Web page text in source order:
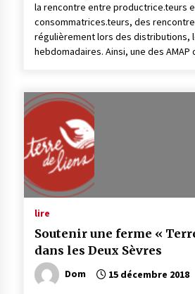
la rencontre entre productrice.teurs
consommatrices.teurs, des
régulièrement lors des distributions,
hebdomadaires. Ainsi, une des
lire
Soutenir une ferme «
dans les Deux Sèvres
Dom 15 décembre 2018